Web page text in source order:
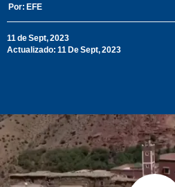
Por: EFE
11 de Sept, 2023
Actualizado: 11 De Sept, 2023